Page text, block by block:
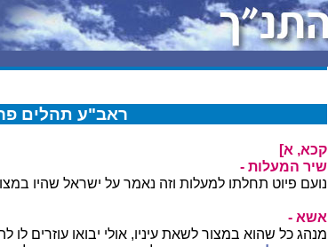
ראב"ע תהלים
קכא, א]
שיר המעלות -
נועם פיוט תחלתו למעלות וזה נאמר על ישראל שהיו
אשא -
מנהג כל שהוא במצור לשאת עיניו, אולי יבואו עוזרים לו